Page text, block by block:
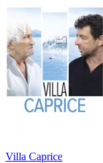
Villa Caprice